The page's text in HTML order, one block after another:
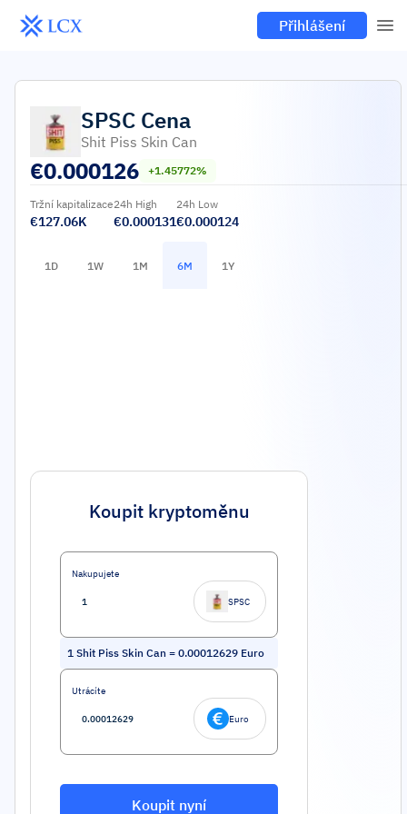
Přihlášení
SPSC Cena
Shit Piss Skin Can
€0.000126 +1.45772%
Tržní kapitalizace
€127.06K
24h High
€0.000131
24h Low
€0.000124
1D 1W 1M 6M 1Y
Koupit kryptoměnu
Nakupujete
SPSC
1 Shit Piss Skin Can = 0.00012629 Euro
Utrácíte
Euro
Koupit nyní